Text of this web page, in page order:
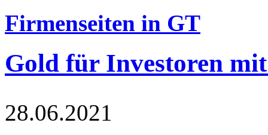
Firmenseiten in GT
Gold für Investoren
28.06.2021